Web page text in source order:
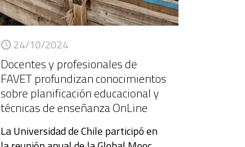
24/10/2024
Docentes y profesionales de
FAVET profundizan conocimientos
sobre planificación educacional y
técnicas de enseñanza OnLine
La Universidad de Chile participó en